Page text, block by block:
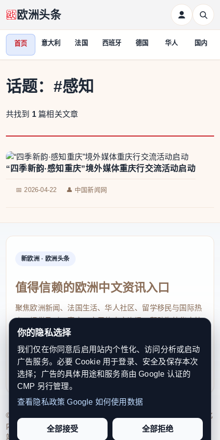
欧洲头条
首页 意大利 法国 西班牙 德国 华人 国内
话题： #感知
共找到 1 篇相关文章
“四季新韵·感知重庆”境外媒体重庆行交流活动启动
📅 2026-04-22 👤 中国新闻网
新欧洲 · 欧洲头条
值得信赖的欧洲中文资讯入口
聚焦欧洲新闻、法国生活、华人社区、留学移民与国际热
点，提供及时、真实、实用的中文资讯，帮助海外华人快
速了解欧洲动态。
contact@xinouzhou.com
服务支持、版权与合作：工作日优先处理站务、投稿与权
利通知
© 2026 新欧洲·欧洲头条. All Rights Reserved. 本网站持续优化
内容透明度、联系方式与用户权利说明，以提升品牌信任感和
站点完整度。
你的隐私选择
我们仅在你同意后启用站内个性化、访问分析或启动
广告服务。必要 Cookie 用于登录、安全及保存本次
选择；广告的具体用途和服务商由 Google 认证的
CMP 另行管理。
查看隐私政策 Google 如何使用数据
全部接受 全部拒绝